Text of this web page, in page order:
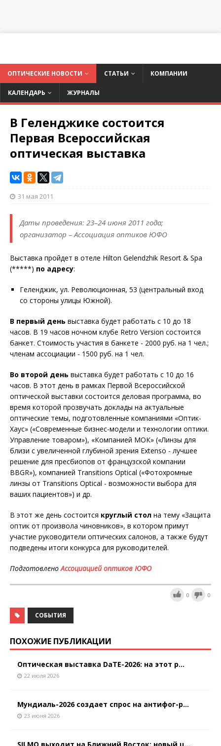
ОПТИЧЕСКИЕ НОВОСТИ СТАТЬИ КОМПАНИИ
КАЛЕНДАРЬ ЖУРНАЛЫ
В Геленджике состоится
Первая Всероссийская
оптическая выставка
31 мая 2011
Даты проведения: 23–24 июня 2011 года;
организатор – Ассоциация оптиков ЮФО
Выставка пройдет в отеле Hilton Gelendzhik Resort & Spa
(*****) по адресу:
Геленджик, ул. Революционная, 53 (центральный вход
со стороны улицы Южной).
В первый день выставка будет работать с 10 до 18
часов. В 19 часов ночном клубе Retro Version состоится
банкет. Стоимость участия в банкете - 2000 руб. на 1 чел.;
членам ассоциации - 1500 руб. на 1 чел.
Во второй день выставка будет работать с 10 до 16
часов. В этот день в рамках Первой Всероссийской
оптической выставки состоится деловая программа, во
время которой прозвучать доклады на актуальные
оптические темы, подготовленные компаниями «Оптик-
Хаус» («Современные бизнес-модели и технологии оптики.
Управление товаром»), «Компанией МОК» («Линзы для
близи с увеличенной глубиной зрения Extenso - лучшее
решение для пресбиопов от французской компании
BBGR»), компанией Transitions Optical («Фотохромные
линзы от Transitions Optical - возможности выбора для
ваших пациентов») и др.
В этот же день состоится круглый стол на тему «Защита
оптик от произвола чиновников», в котором примут
участие руководители оптических салонов, а также будут
подведены итоги конкурса для руководителей.
ПодготовленоАссоциацией оптиков ЮФО
0 0
СОБЫТИЯ
ПОХОЖИЕ ПУБЛИКАЦИИ
Оптическая выставка DaTE-2026: на этот р...
22 июля 2026
Мундиаль-2026 создает спрос на антифог-р...
23 июня 2026